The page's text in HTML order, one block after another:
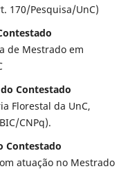
170/Pesquisa/UnC)
de Mestrado em
Contestado
Florestal da UnC,
CNPq).
Contestado
atuação no Mestrado